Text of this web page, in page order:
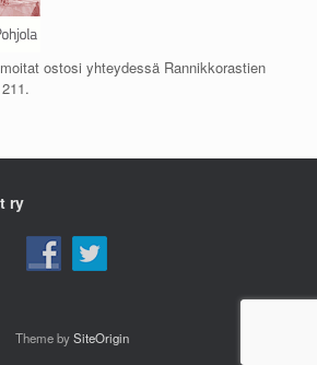
ostosi yhteydessä Rannikkorastien
ry
Theme bySiteOrigin